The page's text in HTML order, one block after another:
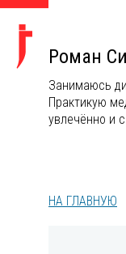
Роман
Занимаюсь
Практикую
увлечённо и
НА ГЛАВНУЮ